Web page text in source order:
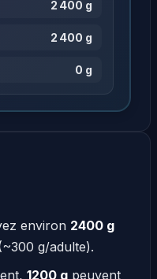
2 400 g
2 400 g
0 g
environ 2400 g
g/adulte).
1200 g peuvent